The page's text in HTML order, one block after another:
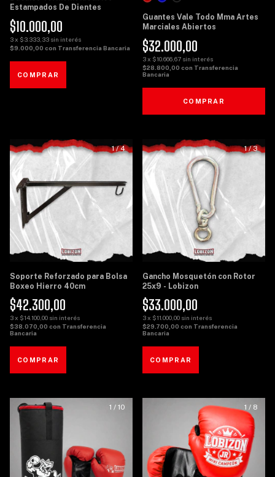
Estampados De Dientes
$10.000,00
3x $3.333,33 sin interés
$9.000,00 con Transferencia Bancaria
Guantes Vale Todo Mma Artes
Marciales Abiertos
$32.000,00
3x $10.666,67 sin interés
$28.800,00 con Transferencia
Bancaria
COMPRAR
1/4
Soporte Reforzado para Bolsa
Boxeo Hierro 40cm
$42.300,00
3x $14.100,00 sin interés
$38.070,00 con Transferencia
Bancaria
1/3
Gancho Mosquetón con Rotor
25x9 - Lobizon
$33.000,00
3x $11.000,00 sin interés
$29.700,00 con Transferencia
Bancaria
1 / 10 1 / 8